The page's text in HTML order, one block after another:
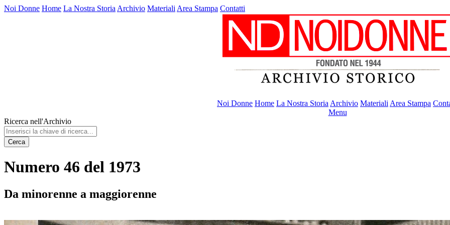
Noi Donne Home La Nostra Storia Archivio Materiali Area Stampa Contatti
Noi Donne Home La Nostra Storia Archivio Materiali Area Stampa
Menu
Ricerca nell'Archivio
Cerca
Numero 46 del 1973
Da minorenne a maggiorenne